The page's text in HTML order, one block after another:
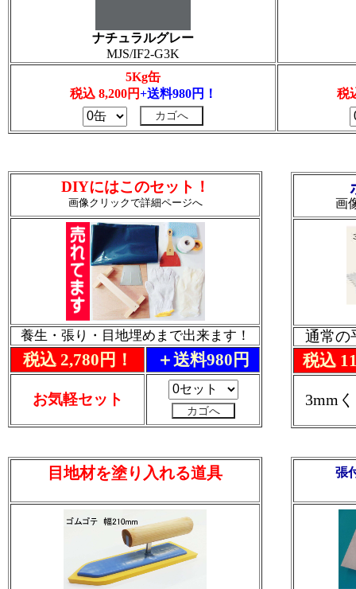
画
通常の
税込
3mm
DIYにはこのセット！
画像クリックで詳細ページへ
養生・張り・目地埋めまで出来ます！
税込 2,780円！ ＋送料980円
お気軽セット
目地材を塗り入れる道具 張
ナチュラルグレー
MJS/IF2-G3K
5Kg缶
税込 8,200円+送料980円！ 税